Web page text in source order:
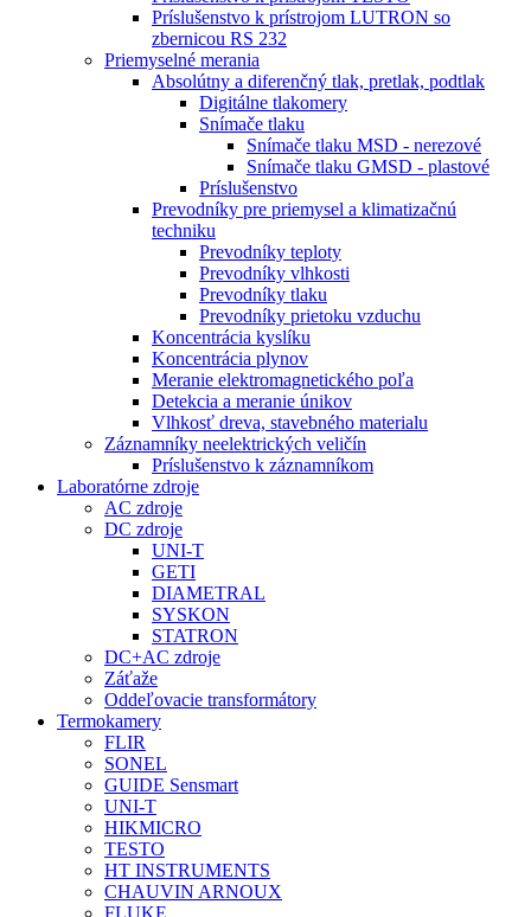
Príslušenstvo k prístrojom LUTRON so
zbernicou RS 232
Priemyselné merania
Absolútny a diferenčný tlak, pretlak, podtlak
Digitálne tlakomery
Snímače tlaku
Snímače tlaku MSD - nerezové
Snímače tlaku GMSD - plastové
Príslušenstvo
Prevodníky pre priemysel a klimatizačnú
techniku
Prevodníky teploty
Prevodníky vlhkosti
Prevodníky tlaku
Prevodníky prietoku vzduchu
Koncentrácia kyslíku
Koncentrácia plynov
Meranie elektromagnetického poľa
Detekcia a meranie únikov
Vlhkosť dreva, stavebného materialu
Záznamníky neelektrických veličín
Príslušenstvo k záznamníkom
Laboratórne zdroje
AC zdroje
DC zdroje
UNI-T
GETI
DIAMETRAL
SYSKON
STATRON
DC+AC zdroje
Záťaže
Oddeľovacie transformátory
Termokamery
FLIR
SONEL
GUIDE Sensmart
UNI-T
HIKMICRO
TESTO
HT INSTRUMENTS
CHAUVIN ARNOUX
FLUKE